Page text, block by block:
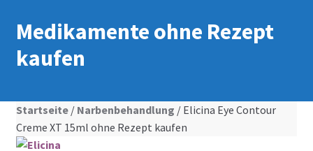
Medikamente ohne Rezept
kaufen
Startseite/ Narbenbehandlung / Elicina Eye Contour
Creme XT 15ml ohne Rezept kaufen